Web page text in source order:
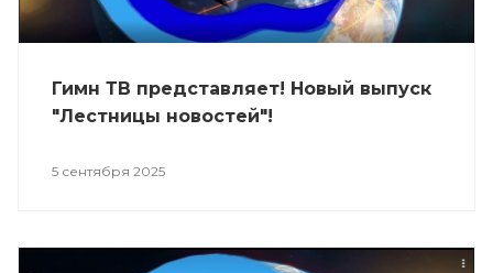
Гимн ТВ представляет! Новый выпуск
"Лестницы новостей"!
5 сентября 2025